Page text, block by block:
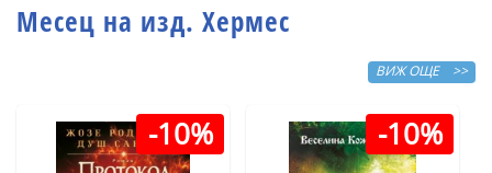
Месец на изд. Хермес
ВИЖ ОЩЕ >>
-10% -10%